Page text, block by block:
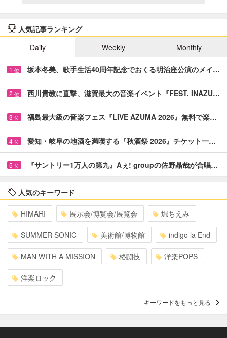
人気記事ランキング
Daily
Weekly Monthly
1 位 坂本冬美、歌手生活40周年記念でおくる明治座公演のメイ…
2 位 西川貴教に直撃、滋賀最大の音楽イベント『FEST. INAZU…
3 位 福島最大級の音楽フェス『LIVE AZUMA 2026』無料で楽…
4 位 愛知・岐阜の地酒を満喫する『秋酒祭 2026』チケット一…
5 位 『サントリー1万人の第九』Aぇ! groupの佐野晶哉が合唱…
人気のキーワード
HIMARI 展示会/博覧会/展覧会 堀ちえみ
SUMMER SONIC 美術館/博物館 indigo la End
MAN WITH A MISSION 格闘技 洋楽POPS
洋楽ロック
キーワードをもっと見る